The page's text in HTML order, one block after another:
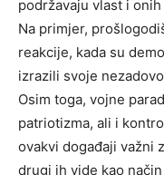
podržavaju vlast i
Na primjer,
reakcije, kada su
izrazili svoje
Osim toga, vojne
patriotizma, ali i
ovakvi događaji važni
drugi ih vide kao